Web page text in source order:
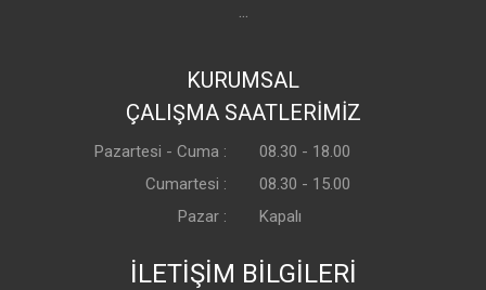
...
KURUMSAL
ÇALIŞMA SAATLERİMİZ
Pazartesi - Cuma :
Cumartesi :
Pazar :
08.30 - 18.00
08.30 - 15.00
Kapalı
İLETİŞİM BİLGİLERİ